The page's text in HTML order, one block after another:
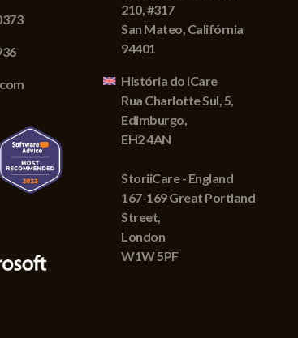
210, #317
San Mateo, Califórnia
94401
História do iCare
Rua Charlotte Sul, 5,
Edimburgo,
EH2 4AN
StoriiCare - England
167-169 Great Portland
Street,
London
W1W 5PF